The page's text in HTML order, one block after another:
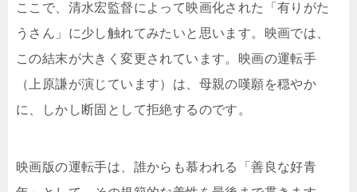
ここで、清水宏監督によって映画化された「有りがた
うさん」に少し触れてみたいと思います。映画では、
この結末が大きく変更されています。映画の運転手
（上原謙が演じています）は、母親の嘆願を穏やか
に、しかし断固として拒絶するのです。
映画版の運転手は、誰からも慕われる「善良な好青